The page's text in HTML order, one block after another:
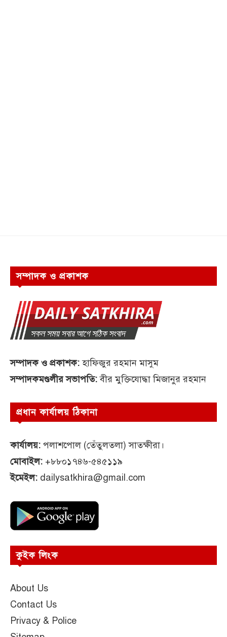
সম্পাদক ও প্রকাশক
সম্পাদক ও প্রকাশক:হাফিজুর রহমান মাসুম
সম্পাদকমণ্ডলীর সভাপতি:বীর মুক্তিযোদ্ধা মিজানুর রহমান
প্রধান কার্যালয় ঠিকানা
কার্যালয়: পলাশপোল (তেঁতুলতলা) সাতক্ষীরা।
মোবাইল: +৮৮০১৭৪৬-৫৪৫১১৯
ইমেইল: dailysatkhira@gmail.com
কুইক লিংক
About Us
Contact Us
Privacy & Police